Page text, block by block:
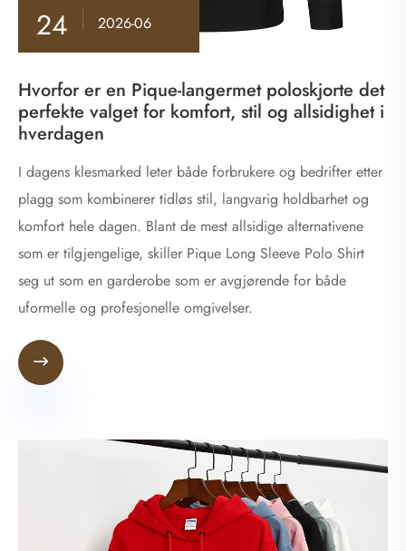
24 2026-06
Hvorfor er en Pique-langermet poloskjorte det
perfekte valget for komfort, stil og allsidighet i
hverdagen
I dagens klesmarked leter både forbrukere og bedrifter etter
plagg som kombinerer tidløs stil, langvarig holdbarhet og
komfort hele dagen. Blant de mest allsidige alternativene
som er tilgjengelige, skiller Pique Long Sleeve Polo Shirt
seg ut som en garderobe som er avgjørende for både
uformelle og profesjonelle omgivelser.
